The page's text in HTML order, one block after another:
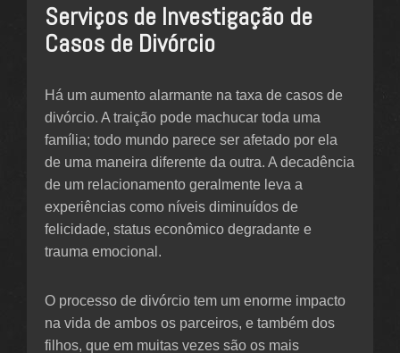
Serviços de Investigação de
Casos de Divórcio
Há um aumento alarmante na taxa de casos de
divórcio. A traição pode machucar toda uma
família; todo mundo parece ser afetado por ela
de uma maneira diferente da outra. A decadência
de um relacionamento geralmente leva a
experiências como níveis diminuídos de
felicidade, status econômico degradante e
trauma emocional.
O processo de divórcio tem um enorme impacto
na vida de ambos os parceiros, e também dos
filhos, que em muitas vezes são os mais